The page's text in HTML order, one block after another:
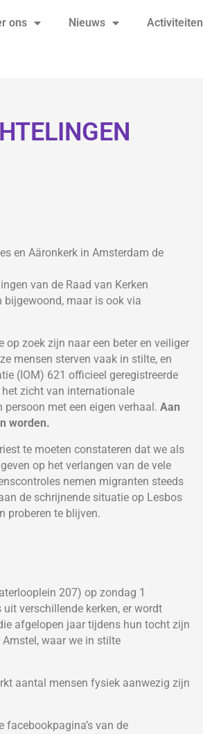
ons Nieuws Activiteiten
en Aäronkerk in Amsterdam de
van de Raad van Kerken
bijgewoond, maar is ook via
op zoek zijn naar een beter en veiliger
mensen sterven vaak in stilte, en
(IOM) 621 officieel geregistreerde
zicht van internationale
met een eigen verhaal. Aan
worden.
te moeten constateren dat we als
op het verlangen van de vele
nemen migranten steeds
de schrijnende situatie op Lesbos
proberen te blijven.
207) op zondag 1
verschillende kerken, er wordt
afgelopen jaar tijdens hun tocht zijn
waar we in stilte
aantal mensen fysiek aanwezig zijn
facebookpagina’s van de